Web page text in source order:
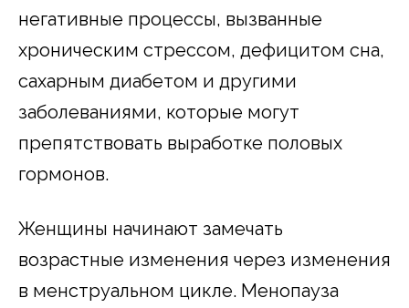
негативные процессы, вызванные
хроническим стрессом, дефицитом сна,
сахарным диабетом и другими
заболеваниями, которые могут
препятствовать выработке половых
гормонов.
Женщины начинают замечать
возрастные изменения через изменения
в менструальном цикле. Менопауза